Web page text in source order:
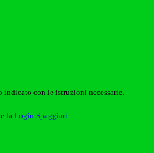
con le istruzioni necessarie.
la Login Spaggiari